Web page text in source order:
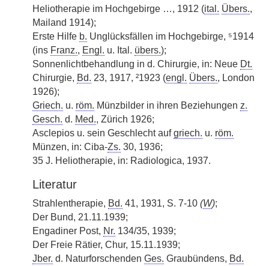
Heliotherapie im Hochgebirge …, 1912 (ital. Übers.,
Mailand 1914);
Erste Hilfe b. Unglücksfällen im Hochgebirge, ⁵1914
(ins Franz., Engl. u. Ital. übers.);
Sonnenlichtbehandlung in d. Chirurgie, in: Neue Dt.
Chirurgie, Bd. 23, 1917, ²1923 (engl. Übers., London
1926);
Griech. u. röm. Münzbilder in ihren Beziehungen z.
Gesch. d. Med., Zürich 1926;
Asclepios u. sein Geschlecht aufgriech. u. röm.
Münzen, in: Ciba-Zs. 30, 1936;
35 J. Heliotherapie, in: Radiologica, 1937.
Literatur
Strahlentherapie, Bd. 41, 1931, S. 7-10 (W);
Der Bund, 21.11.1939;
Engadiner Post, Nr. 134/35, 1939;
Der Freie Rätier, Chur, 15.11.1939;
Jber. d. Naturforschenden Ges. Graubündens, Bd.